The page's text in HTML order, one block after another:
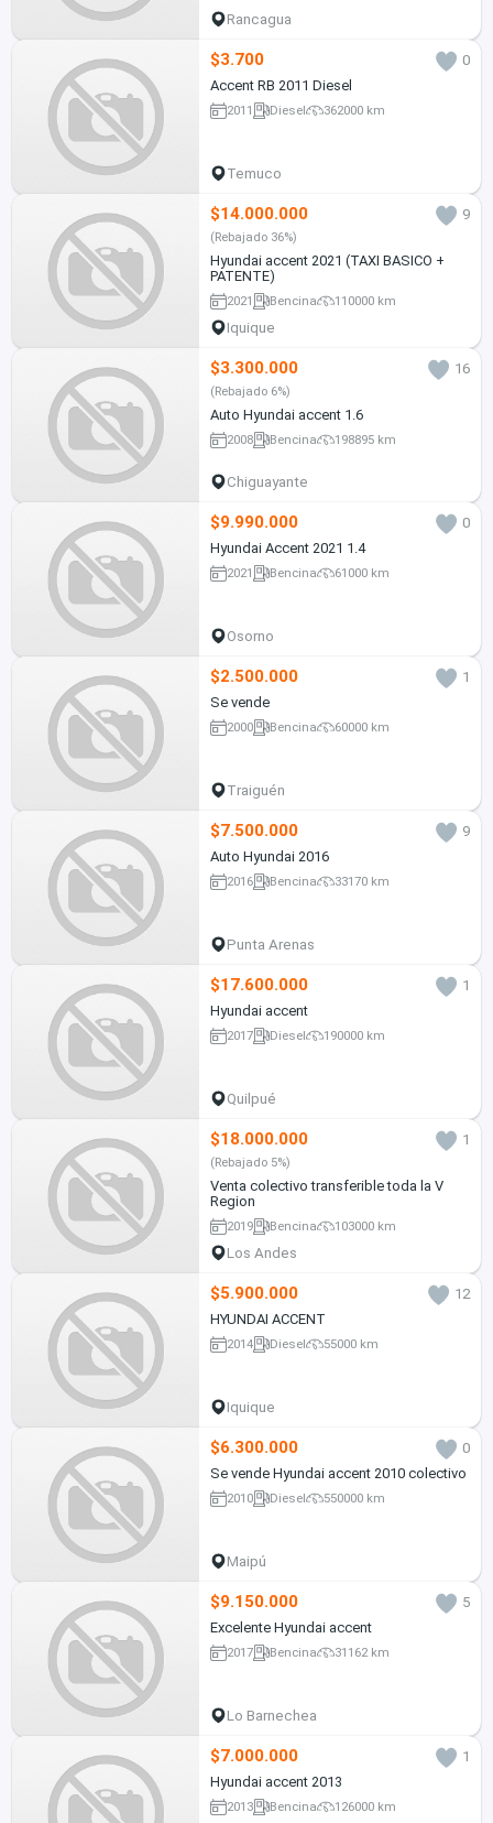
Rancagua
$3.700
0
Accent RB 2011 Diesel
2011 Diesel 362000 km
Temuco
$14.000.000 9
(Rebajado 36%)
Hyundai accent 2021 (TAXI BASICO +
PATENTE)
2021 Bencina 110000 km
Iquique
$3.300.000 16
(Rebajado 6%)
Auto Hyundai accent 1.6
2008 Bencina 198895 km
Chiguayante
$9.990.000
0
Hyundai Accent 2021 1.4
2021 Bencina 61000 km
Osorno
$2.500.000
1
Se vende
2000 Bencina 60000 km
Traiguén
$7.500.000
9
Auto Hyundai 2016
2016 Bencina 33170 km
Punta Arenas
$17.600.000
1
Hyundai accent
2017 Diesel 190000 km
Quilpué
$18.000.000 1
(Rebajado 5%)
Venta colectivo transferible toda la V
Region
2019 Bencina 103000 km
Los Andes
$5.900.000
12
HYUNDAI ACCENT
2014 Diesel 55000 km
Iquique
$6.300.000
0
Se vende Hyundai accent 2010 colectivo
2010 Diesel 550000 km
Maipú
$9.150.000
5
Excelente Hyundai accent
2017 Bencina 31162 km
Lo Barnechea
$7.000.000
1
Hyundai accent 2013
2013 Bencina 126000 km